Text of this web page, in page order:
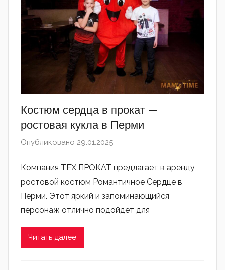
Костюм сердца в прокат —
ростовая кукла в Перми
Опубликовано 29.01.2025
Компания ТЕХ ПРОКАТ предлагает в аренду
ростовой костюм Романтичное Сердце в
Перми. Этот яркий и запоминающийся
персонаж отлично подойдет для
Читать далее